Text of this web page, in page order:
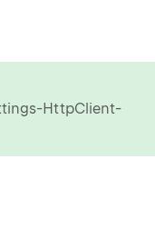
HttpClient-